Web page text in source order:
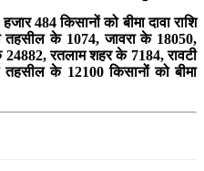
484 किसानों को बीमा दावा राशि
तहसील के 1074, जावरा के 18050,
रतलाम शहर के 7184, रावटी
के 12100 किसानों को बीमा